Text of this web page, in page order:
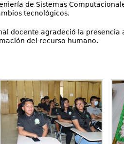
de Sistemas
tecnológicos.
docente agradeció la
del recurso humano.